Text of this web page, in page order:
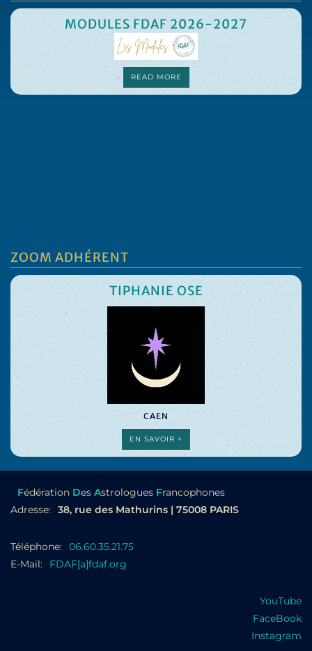
MODULES FDAF 2026-2027
READ MORE
ZOOM ADHÉRENT
TIPHANIE OSE
CAEN
EN SAVOIR +
Fédération Des Astrologues Francophones
Adresse:
38, rue des Mathurins | 75008 PARIS
Téléphone:
06.60.35.21.75
E-Mail:
FDAF[a]fdaf.org
YouTube
FaceBook
Instagram